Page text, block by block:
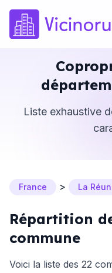
Liste exhaustive
France > La
Répartition
commune
Voici la liste des 22